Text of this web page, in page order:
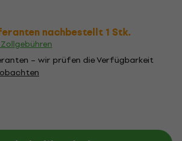
nachbestellt 1 Stk.
– wir prüfen die Verfügbarkeit